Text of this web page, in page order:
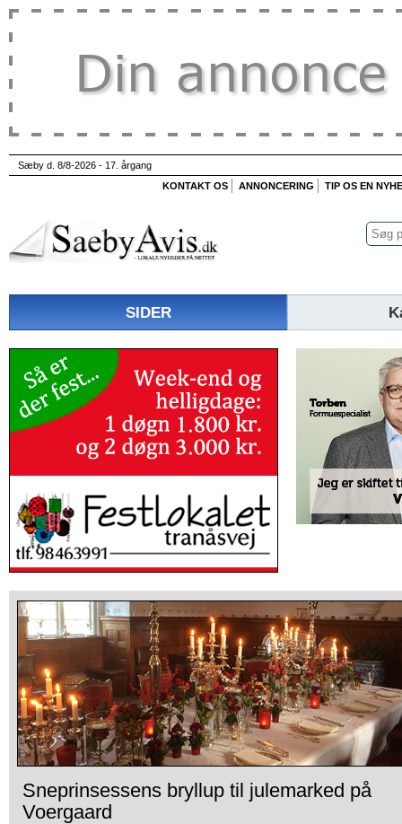
Sæby d. 8/8-2026 - 17. årgang
KONTAKT OS
ANNONCERING TIP OS EN
SIDER
Sneprinsessens bryllup til julemarked på
Voergaard